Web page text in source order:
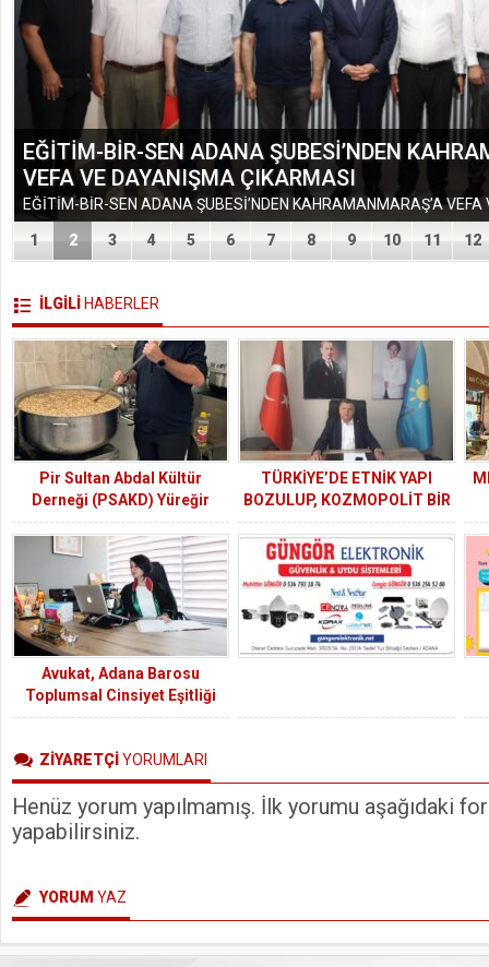
EĞİTİM-BİR-SEN ADANA ŞUBESİ’NDEN
VEFA VE DAYANIŞMA ÇIKARMASI
1 2 3 4 5 6 7 8 9 10 11 12
İLGİLİ HABERLER
Pir Sultan Abdal Kültür
Derneği (PSAKD) Yüreğir
Şubeden Aşure Günü Etkinliği
TÜRKİYE’DE ETNİK YAPI
BOZULUP, KOZMOPOLİT BİR
YAPI OLUŞTURULMAYA
ÇALIŞILIYOR
Avukat, Adana Barosu
Toplumsal Cinsiyet Eşitliği
Komisyon Başkanı Dilara
olarak bir kişinin herhangi bir
işte daha iyi ya da kötü
olacağı kanaatiyle
yaklaşılmamalıdır.
ZİYARETÇİYORUMLARI
Henüz yorum yapılmamış. İlk yorumu aşağıdaki
yapabilirsiniz.
YORUM YAZ